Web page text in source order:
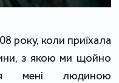
року, коли приїхала
з якою ми щойно
мені людиною